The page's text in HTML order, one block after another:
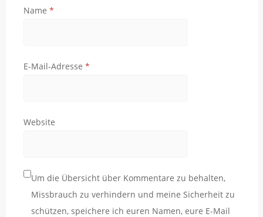
Name *
E-Mail-Adresse *
Website
Um die Übersicht über Kommentare zu behalten,
Missbrauch zu verhindern und meine Sicherheit zu
schützen, speichere ich euren Namen, eure E-Mail